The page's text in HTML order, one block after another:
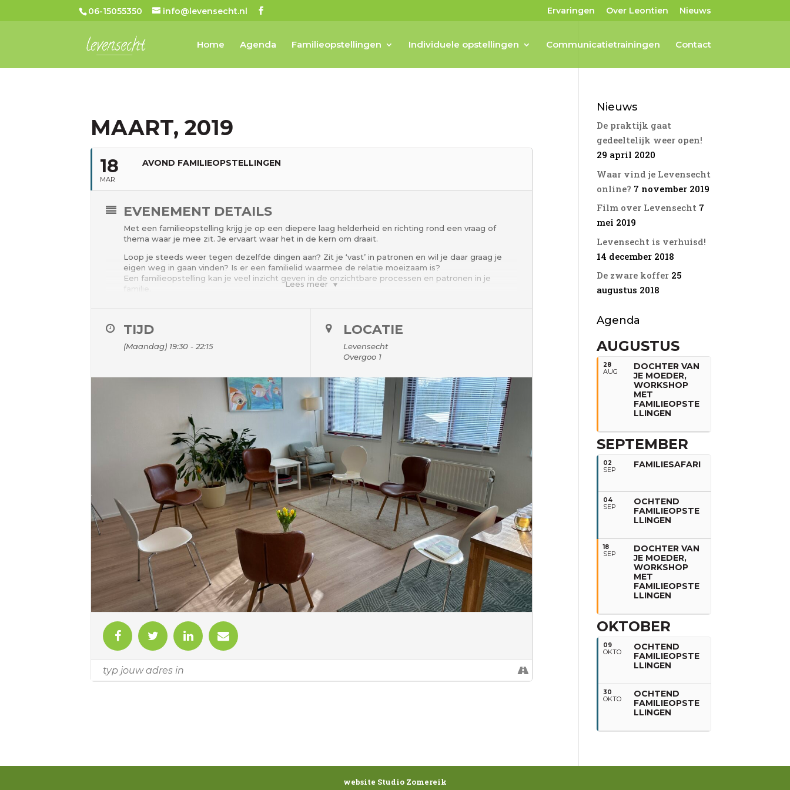
06-15055350 info@levensecht.nl Ervaringen Over Leontien Nieuws
Home Agenda Familieopstellingen Individuele opstellingen Communicatietrainingen Contact
MAART, 2019
18
MAR
AVOND FAMILIEOPSTELLINGEN
Lees meer
EVENEMENT DETAILS
Met een familieopstelling krijg je op een diepere laag helderheid en richting rond een vraag of
thema waar je mee zit. Je ervaart waar het in de kern om draait.
Loop je steeds weer tegen dezelfde dingen aan? Zit je ‘vast’ in patronen en wil je daar graag je
eigen weg in gaan vinden? Is er een familielid waarmee de relatie moeizaam is?
Een familieopstelling kan je veel inzicht geven in de onzichtbare processen en patronen in je
familie.
familie, maar het kan ook bijvoorbeeld gaan over een patroon dat je wilt doorbreken of een thema
Verstrikkingen in je familie zijn (onbewust) van grote invloed op jou. Met een opstelling krijg je
beter dan het ander.
Bij een familieopstelling werken we met representanten. Als representant kun je gevraagd
worden om in een opstelling de plek van bijv een familielid (van de vraagsteller) in te nemen. Het
bijzondere is dat je daarbij dingen gaat ervaren die passen bij die persoon op die plek.
Representeren is een waardevolle ervaring, je gaat meestal zelf ook met nieuwe inzichten naar
Deze avond familieopstellingen is in een kleine groep van maximaal 8 personen. Wees welkom om
een vraag in te brengen of om deel te nemen als representant.
Er is ruimte voor 2 vragen.
Kosten:
75 euro als je een vraag inbrengt en 20 euro als je deelneemt als representant.
Locatie:
Levensecht: Overgoo 1 in Leidschendam
Prijzen zijn inclusief koffie, thee en btw.
Aanmelden: info@levensecht.nl
Meer informatie:
www.levensecht.nl/familieopstellingen
TIJD
(Maandag) 19:30 - 22:15
LOCATIE
Levensecht
Overgoo 1
Nieuws
De praktijk gaat
gedeeltelijk weer open!
29 april 2020
Waar vind je Levensecht
online? 7 november 2019
Film over Levensecht 7
mei 2019
Levensecht is verhuisd!
14 december 2018
De zware koffer 25
augustus 2018
Agenda
AUGUSTUS
28
AUG
DOCHTER VAN
JE MOEDER,
WORKSHOP
MET
FAMILIEOPSTE
LLINGEN
SEPTEMBER
02
SEP FAMILIESAFARI
04
SEP
OCHTEND
FAMILIEOPSTE
LLINGEN
18
SEP
DOCHTER VAN
JE MOEDER,
WORKSHOP
MET
FAMILIEOPSTE
LLINGEN
OKTOBER
09
OKTO
OCHTEND
FAMILIEOPSTE
LLINGEN
30
OKTO
OCHTEND
FAMILIEOPSTE
LLINGEN
website Studio Zomereik